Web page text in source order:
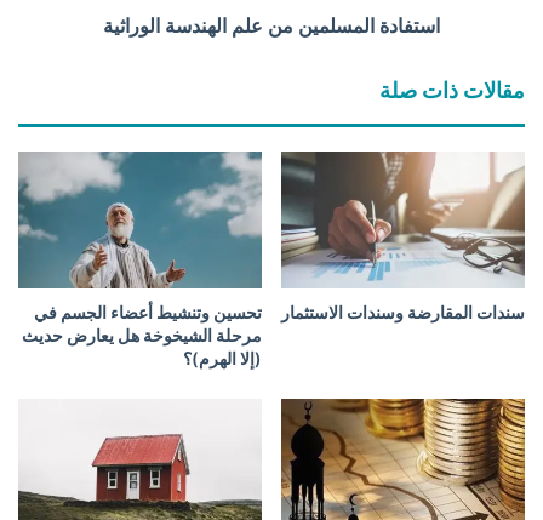
م
ي
م
ن
ع
ل
م
د
س
ة
ا
ل
استفادة المسلمين من علم الهندسة الوراثية
مقالات ذات صلة
سندات المقارضة وسندات الاستثمار
تحسين وتنشيط أعضاء الجسم في
مرحلة الشيخوخة هل يعارض حديث
(إلا الهرم)؟